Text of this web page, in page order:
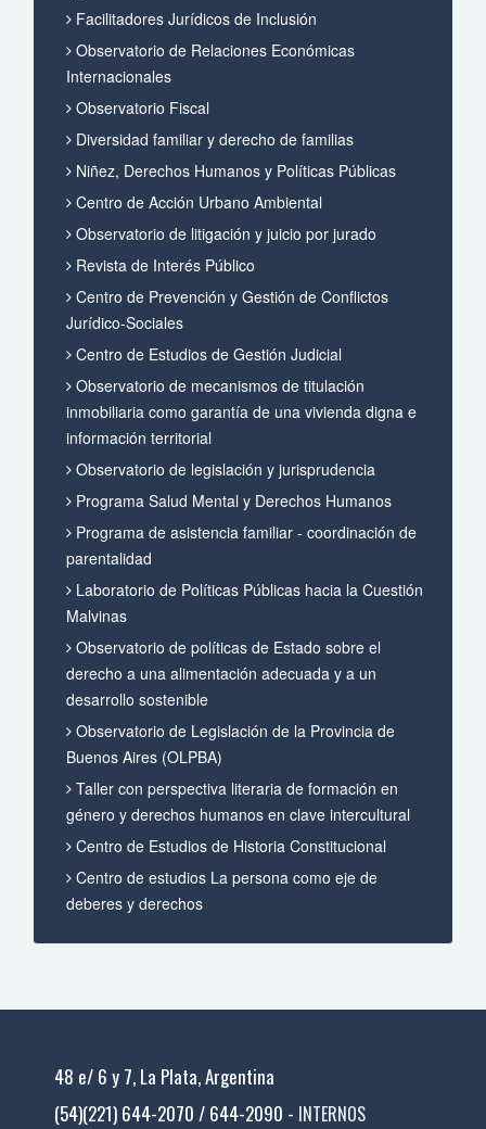
Facilitadores Jurídicos de Inclusión
Observatorio de Relaciones Económicas
Internacionales
Observatorio Fiscal
Diversidad familiar y derecho de familias
Niñez, Derechos Humanos y Políticas Públicas
Centro de Acción Urbano Ambiental
Observatorio de litigación y juicio por jurado
Revista de Interés Público
Centro de Prevención y Gestión de Conflictos
Jurídico-Sociales
Centro de Estudios de Gestión Judicial
Observatorio de mecanismos de titulación
inmobiliaria como garantía de una vivienda digna e
información territorial
Observatorio de legislación y jurisprudencia
Programa Salud Mental y Derechos Humanos
Programa de asistencia familiar - coordinación de
parentalidad
Laboratorio de Políticas Públicas hacia la Cuestión
Malvinas
Observatorio de políticas de Estado sobre el
derecho a una alimentación adecuada y a un
desarrollo sostenible
Observatorio de Legislación de la Provincia de
Buenos Aires (OLPBA)
Taller con perspectiva literaria de formación en
género y derechos humanos en clave intercultural
Centro de Estudios de Historia Constitucional
Centro de estudios La persona como eje de
deberes y derechos
48 e/ 6 y 7, La Plata, Argentina
(54)(221) 644-2070 / 644-2090 - INTERNOS